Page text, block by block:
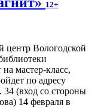
12+
Вологодской
мастер-класс,
по адресу
(вход со стороны
14 февраля в